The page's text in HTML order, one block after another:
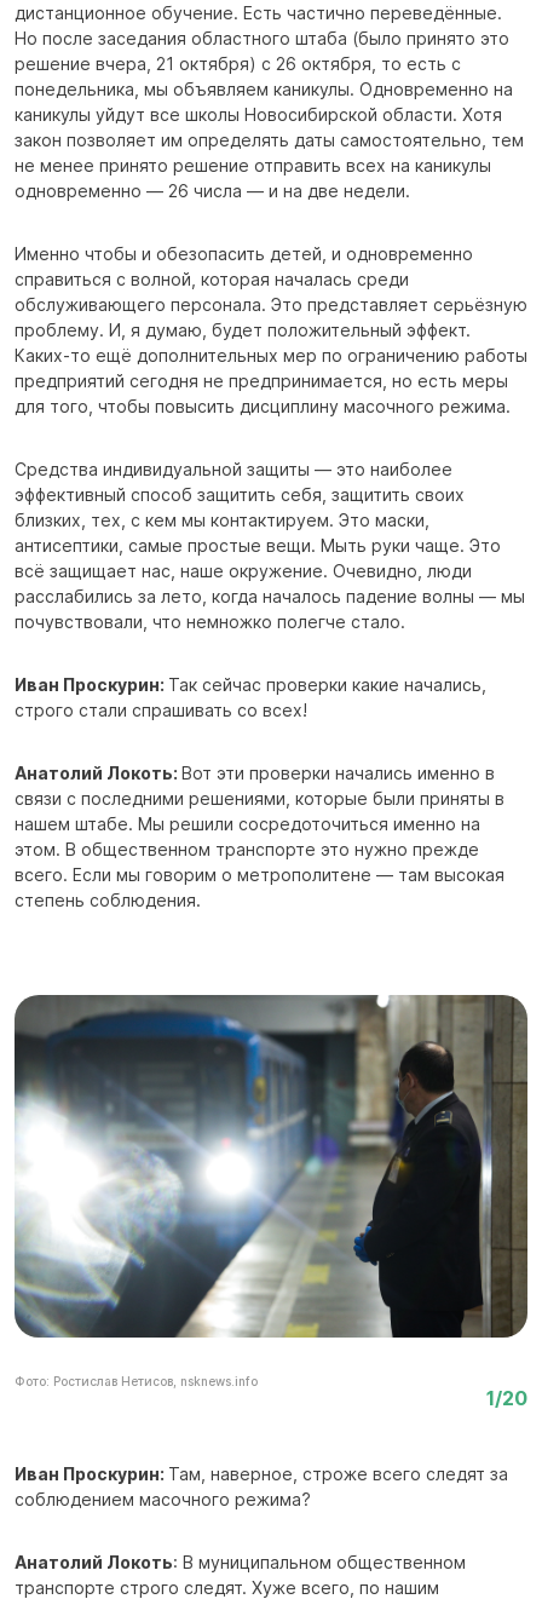
дистанционное обучение. Есть частично переведённые.
Но после заседания областного штаба (было принято это
решение вчера, 21 октября) с 26 октября, то есть с
понедельника, мы объявляем каникулы. Одновременно на
каникулы уйдут все школы Новосибирской области. Хотя
закон позволяет им определять даты самостоятельно, тем
не менее принято решение отправить всех на каникулы
одновременно — 26 числа — и на две недели.
Именно чтобы и обезопасить детей, и одновременно
справиться с волной, которая началась среди
обслуживающего персонала. Это представляет серьёзную
проблему. И, я думаю, будет положительный эффект.
Каких-то ещё дополнительных мер по ограничению работы
предприятий сегодня не предпринимается, но есть меры
для того, чтобы повысить дисциплину масочного режима.
Средства индивидуальной защиты — это наиболее
эффективный способ защитить себя, защитить своих
близких, тех, с кем мы контактируем. Это маски,
антисептики, самые простые вещи. Мыть руки чаще. Это
всё защищает нас, наше окружение. Очевидно, люди
расслабились за лето, когда началось падение волны — мы
почувствовали, что немножко полегче стало.
Иван Проскурин: Так сейчас проверки какие начались,
строго стали спрашивать со всех!
Анатолий Локоть: Вот эти проверки начались именно в
связи с последними решениями, которые были приняты в
нашем штабе. Мы решили сосредоточиться именно на
этом. В общественном транспорте это нужно прежде
всего. Если мы говорим о метрополитене — там высокая
степень соблюдения.
Фото: Ростислав Нетисов, nsknews.info
1/20
Иван Проскурин: Там, наверное, строже всего следят за
соблюдением масочного режима?
Анатолий Локоть: В муниципальном общественном
транспорте строго следят. Хуже всего, по нашим